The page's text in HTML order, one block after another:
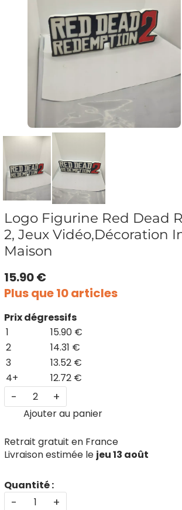
Logo Figurine Red Dead
2, Jeux Vidéo,Décoration
Maison
15.90 €
Plus que 10 articles
Prix dégressifs
1
15.90 €
2
14.31 €
3
13.52 €
4+
12.72 €
- +
Ajouter au panier
Retrait gratuit en France
Livraison estimée le jeu 13 août
Quantité :
- +